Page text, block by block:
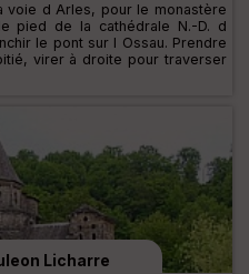
voie d Arles, pour le monastère
pied de la cathédrale N.-D. d
le pont sur l Ossau. Prendre
virer à droite pour traverser
Licharre